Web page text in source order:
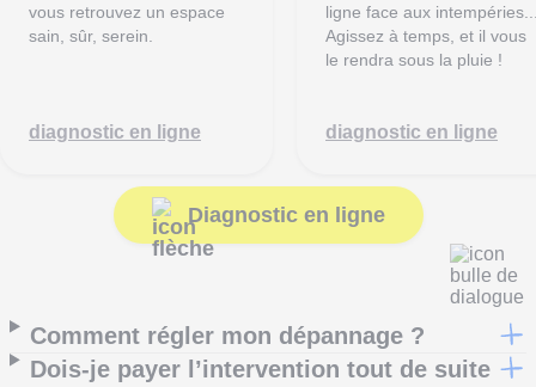
vous retrouvez un espace
sain, sûr, serein.
diagnostic en ligne
ligne face aux
Agissez à temps, et il vous
le rendra sous la pluie !
diagnostic en ligne
Diagnostic en ligne
Comment régler mon dépannage ?
Dois-je payer l’intervention tout de suite